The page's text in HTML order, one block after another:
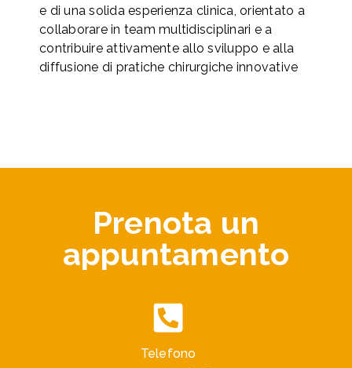
e di una solida esperienza clinica, orientato a
collaborare in team multidisciplinari e a
contribuire attivamente allo sviluppo e alla
diffusione di pratiche chirurgiche innovative
Prenota un
appuntamento
Telefono